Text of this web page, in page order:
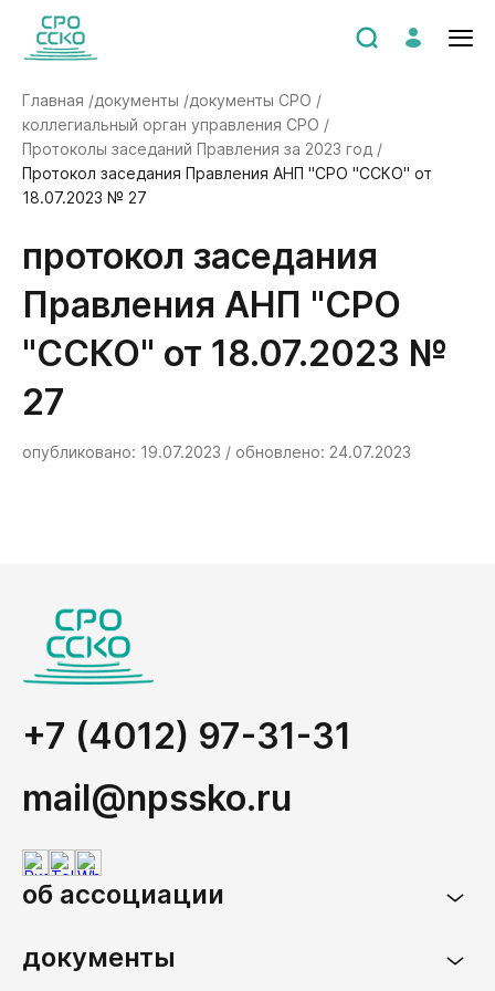
Главная /документы /документы СРО /
коллегиальный орган управления СРО /
Протоколы заседаний Правления за 2023 год /
Протокол заседания Правления АНП "СРО "ССКО" от
18.07.2023 № 27
Протокол заседания
Правления АНП "СРО
"ССКО" от 18.07.2023 №
27
опубликовано: 19.07.2023 / обновлено: 24.07.2023
+7 (4012) 97-31-31
mail@npssko.ru
об ассоциации
документы